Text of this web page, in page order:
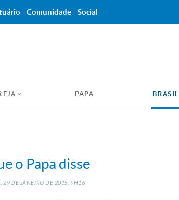
PAPA BRASIL
o Papa disse
29DE JANEIRO DE 2015, 9H16
Comunidade Social